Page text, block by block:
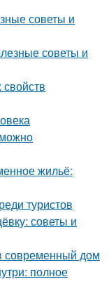
советы и
советы и
жильё:
туристов
советы и
современный дом
полное